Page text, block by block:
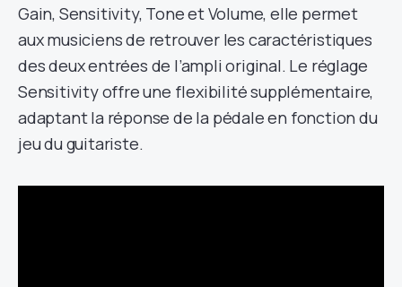
Gain, Sensitivity, Tone et Volume, elle permet
aux musiciens de retrouver les caractéristiques
des deux entrées de l’ampli original. Le réglage
Sensitivity offre une flexibilité supplémentaire,
adaptant la réponse de la pédale en fonction du
jeu du guitariste.